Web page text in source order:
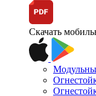
Скачать